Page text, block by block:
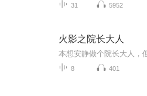
31 5952
火影之院长大人
8 401